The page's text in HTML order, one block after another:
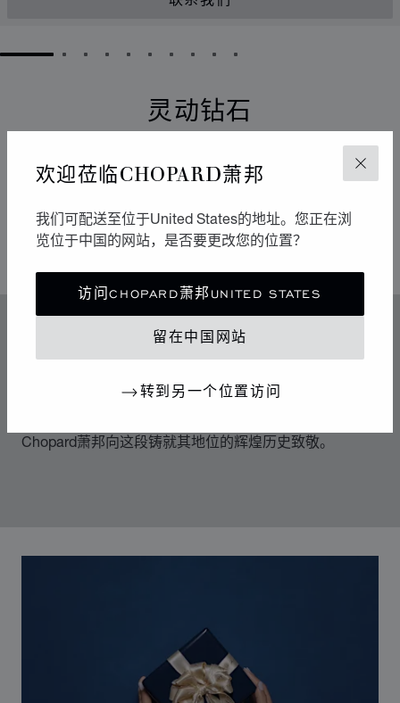
关闭
欢迎莅临CHOPARD萧邦
我们可配送至位于United States的地址。您正在浏
览位于中国的网站，是否要更改您的位置？
访问CHOPARD萧邦UNITED STATES
留在中国网站
转到另一个位置访问
GO TO SLIDE 1GO TO SLIDE 2
GO TO SLIDE 3
GO TO SLIDE 4
GO TO SLIDE 5
GO TO SLIDE 6
GO TO SLIDE 7
GO TO SLIDE 8
GO TO SLIDE 9
GO TO SLIDE 10
灵动钻石
它们以流畅的运动点亮周围的环境。自从1976年于
Chopard萧邦工坊诞生以来，Happy Diamonds一直在传
有趣的表演，其中传达出的自由与光明令人不禁扬起迷人
的微笑。
传奇的灵动钻石
70年代中期，Chopard萧邦突破制表和奢华珠宝业的准
Chopard萧邦向这段铸就其地位的辉煌历史致敬。